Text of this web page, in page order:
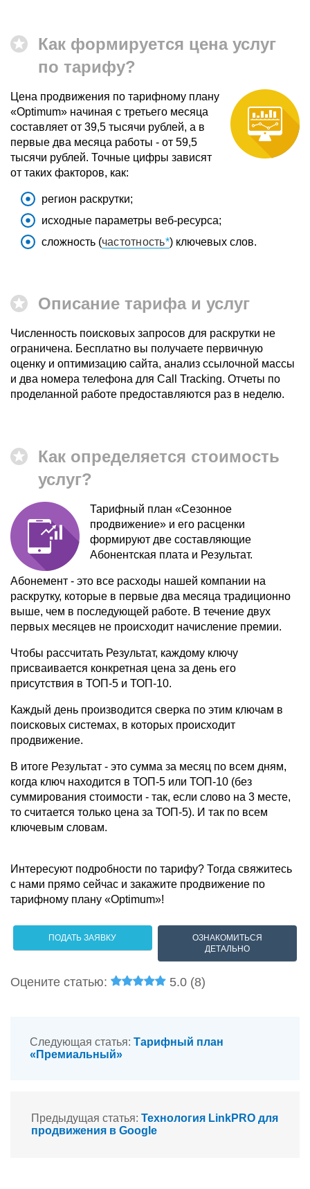
Как формируется цена услуг
по тарифу?
Цена продвижения по тарифному плану
«Optimum» начиная с третьего месяца
составляет от 39,5 тысячи рублей, а в
первые два месяца работы - от 59,5
тысячи рублей. Точные цифры зависят
от таких факторов, как:
регион раскрутки;
исходные параметры веб-ресурса;
сложность (частотность ) ключевых слов.
Описание тарифа и услуг
Численность поисковых запросов для раскрутки не
ограничена. Бесплатно вы получаете первичную
оценку и оптимизацию сайта, анализ ссылочной массы
и два номера телефона для Call Tracking. Отчеты по
проделанной работе предоставляются раз в неделю.
Как определяется стоимость
услуг?
Тарифный план «Сезонное
продвижение» и его расценки
формируют две составляющие
Абонентская плата и Результат.
Абонемент - это все расходы нашей компании на
раскрутку, которые в первые два месяца традиционно
выше, чем в последующей работе. В течение двух
первых месяцев не происходит начисление премии.
Чтобы рассчитать Результат, каждому ключу
присваивается конкретная цена за день его
присутствия в ТОП-5 и ТОП-10.
Каждый день производится сверка по этим ключам в
поисковых системах, в которых происходит
продвижение.
В итоге Результат - это сумма за месяц по всем дням,
когда ключ находится в ТОП-5 или ТОП-10 (без
суммирования стоимости - так, если слово на 3 месте,
то считается только цена за ТОП-5). И так по всем
ключевым словам.
Интересуют подробности по тарифу? Тогда свяжитесь
с нами прямо сейчас и закажите продвижение по
тарифному плану «Optimum»!
ПОДАТЬ ЗАЯВКУ
ОЗНАКОМИТЬСЯ
ДЕТАЛЬНО
Оцените статью: 5.0 (8)
Следующая статья: Тарифный план
«Премиальный»
Предыдущая статья: Технология LinkPRO для
продвижения в Google